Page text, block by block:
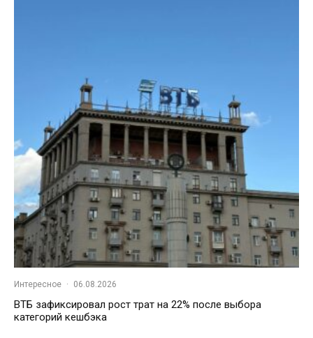
Интересное · 06.08.2026
ВТБ зафиксировал рост трат на 22% после выбора
категорий кешбэка